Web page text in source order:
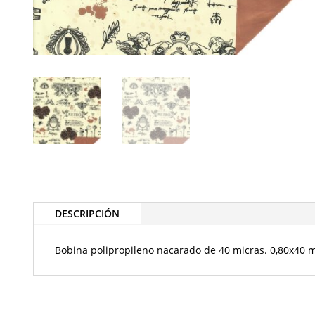
DESCRIPCIÓN
Bobina polipropileno nacarado de 40 micras. 0,80x40